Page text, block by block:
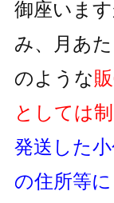
御座います
み、月あ
のような
としては
発送した
の住所等に